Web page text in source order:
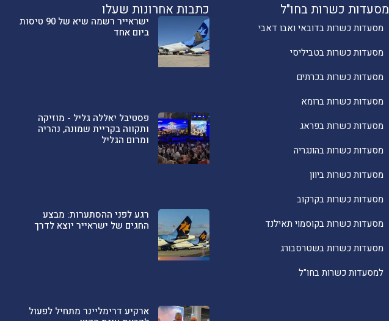
כתבות אחרונות שעלו
ישראייר רשמה שיא של 90 טיסות
ביום אחד
פסטיבל יאללה גליל - מוזיקה
ותקווה בקריית שמונה, נהריה
ומרום הגליל
רגע לפני ההסתערות: מבצע
החגים של ישראייר יוצא לדרך
ארקיע דרימליינר מתחיל לפעול
מסעדות כשרות בחו"ל
מסעדות כשרות בדובאי ואבו דאבי
מסעדות כשרות בטביליסי
מסעדות כשרות בכרתים
מסעדות כשרות ברומא
מסעדות כשרות בפראג
מסעדות כשרות בהונגריה
מסעדות כשרות ביוון
מסעדות כשרות בקרקוב
מסעדות כשרות בקוסמוי תאילנד
מסעדות כשרות בשטרסבורג
למסעדות כשרות בחו"ל